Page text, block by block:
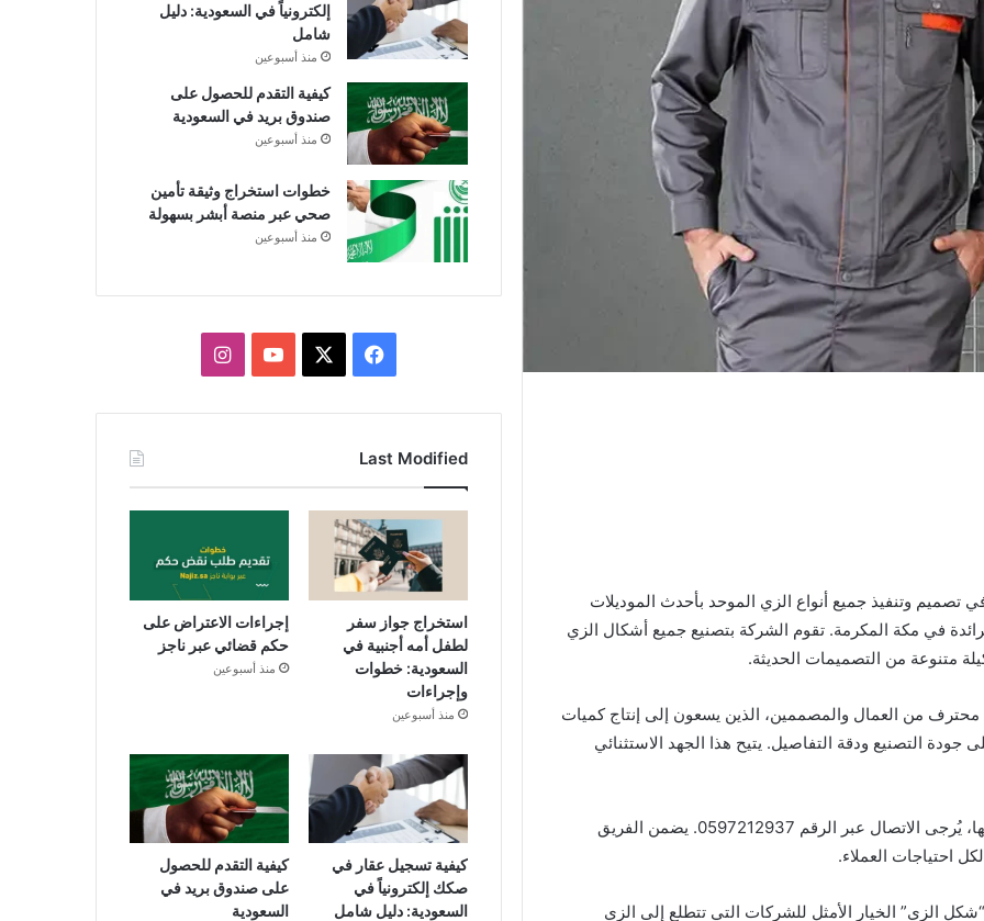
وتنفيذ جميع أنواع الزي الموحد بأحدث الموديلات
في مكة المكرمة. تقوم الشركة بتصنيع جميع أشكال الزي
متنوعة من التصميمات الحديثة.
من العمال والمصممين، الذين يسعون إلى إنتاج كميات
التصنيع ودقة التفاصيل. يتيح هذا الجهد الاستثنائي
” والاستفسار عن خدماتها، يُرجى الاتصال عبر الرقم 0597212937. يضمن الفريق
احتياجات العملاء.
“شكل الزي” الخيار الأمثل للشركات التي تتطلع إلى الزي
إلكترونياً في السعودية: دليل
شامل
منذ أسبوعين
كيفية التقدم للحصول على
صندوق بريد في السعودية
منذ أسبوعين
خطوات استخراج وثيقة تأمين
صحي عبر منصة أبشر بسهولة
منذ أسبوعين
فيسبوك يوتيوبانستقرام
Last Modified
استخراج جواز سفر
لطفل أمه أجنبية في
السعودية: خطوات
وإجراءات
منذ أسبوعين
إجراءات الاعتراض على
حكم قضائي عبر ناجز
منذ أسبوعين
كيفية تسجيل عقار في
صكك إلكترونياً في
السعودية: دليل شامل
كيفية التقدم للحصول
على صندوق بريد في
السعودية